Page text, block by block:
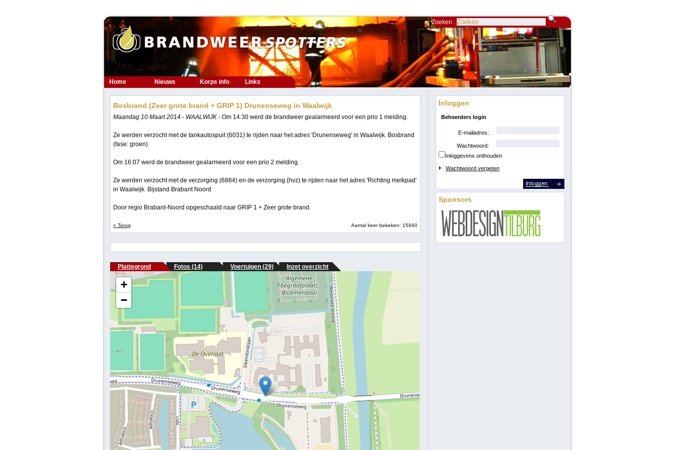
Zoeken :
Home Nieuws Korps info Links
Bosbrand (Zeer grote brand + GRIP 1) Drunenseweg in Waalwijk
Maandag 10 Maart 2014 - WAALWIJK - Om 14:30 werd de brandweer gealarmeerd voor een prio 1 melding.
Ze werden verzocht met de tankautospuit (6031) te rijden naar het adres 'Drunenseweg' in Waalwijk. Bosbrand
(fase: groen)
Om 16:07 werd de brandweer gealarmeerd voor een prio 2 melding.
Ze werden verzocht met de verzorging (6884) en de verzorging (hvz) te rijden naar het adres 'Richting melkpad'
in Waalwijk. Bijstand Brabant Noord
Door regio Brabant-Noord opgeschaald naar GRIP 1 + Zeer grote brand.
« Terug Aantal keer bekeken: 15940
Plattegrond Fotos (14) Voertuigen (29) Inzet overzicht
+
−
Inloggen
Beheerders login
E-mailadres:
Wachtwoord:
Inloggevens onthouden
Wachtwoord vergeten
Sponsors